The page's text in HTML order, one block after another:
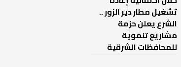
تشغيل مطار دير الزور ..
الشرع يعلن حزمة
مشاريع تنموية
للمحافظات الشرقية